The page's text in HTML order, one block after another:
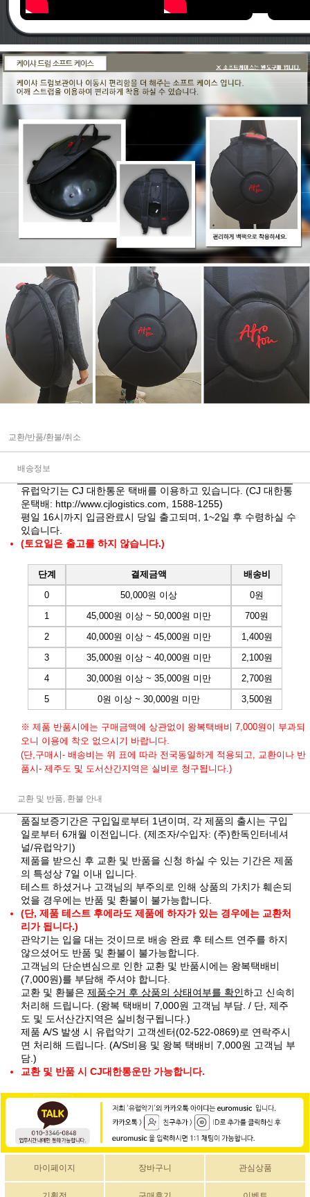
교환/반품/환불/취소
배송정보
유럽악기는 CJ 대한통운 택배를 이용하고 있습니다. (CJ 대한통
운택배: http://www.cjlogistics.com , 1588-1255)
평일 16시까지 입금완료시 당일 출고되며, 1~2일 후 수령하실 수
있습니다.
(토요일은 출고를 하지 않습니다.)
단계 결제금액
배송비
0
50,000원 이상
0원
1
45,000원 이상 ~ 50,000원 미만
700원
2
40,000원 이상 ~ 45,000원 미만
1,400원
3
35,000원 이상 ~ 40,000원 미만
2,100원
4
30,000원 이상 ~ 35,000원 미만
2,700원
5
0원 이상 ~ 30,000원 미만 3,500원
※ 제품 반품시에는 구매금액에 상관없이 왕복택배비 7,000원이 부과되
오니 이용에 착오 없으시기 바랍니다.
(단,구매시- 배송비는 위 표에 따라 전국동일하게 적용되고, 교환이나 반
품시- 제주도 및 도서산간지역은 실비로 청구됩니다.)
교환 및 반품, 환불 안내
품질보증기간은 구입일로부터 1년이며, 각 제품의 출시는 구입
일로부터 6개월 이전입니다. (제조자/수입자: (주)한독인터네셔
널/유럽악기)
제품을 받으신 후 교환 및 반품을 신청 하실 수 있는 기간은 제품
의 특성상 7일 이내 입니다.
테스트 하셨거나 고객님의 부주의로 인해 상품의 가치가 훼손되
었을 경우에는 반품 및 환불이 불가능합니다.
(단, 제품 테스트 후에라도 제품에 하자가 있는 경우에는 교환처
리가 됩니다.)
관악기는 입을 대는 것이므로 배송 완료 후 테스트 연주를 하지
않으셨어도 반품 및 환불이 불가능합니다.
고객님의 단순변심으로 인한 교환 및 반품시에는 왕복택배비
(7,000원)를 부담해 주셔야 합니다.
교환 및 환불은 제품수거 후 상품의 상태여부를 확인하고 신속히
처리해 드립니다. (왕복 택배비 7,000원 고객님 부담. / 단, 제주
도 및 도서산간지역은 실비청구됩니다.)
제품 A/S 발생 시 유럽악기 고객센터(02-522-0869)로 연락주시
면 처리해 드립니다. (A/S비용 및 왕복 택배비 7,000원 고객님 부
담.)
교환 및 반품 시 CJ대한통운만 가능합니다.
마이페이지 장바구니 관심상품